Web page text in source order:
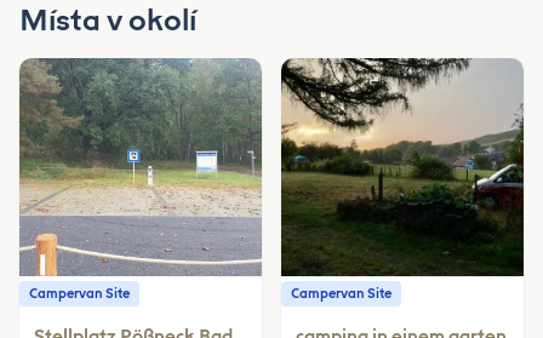
Místa v okolí
Campervan Site Campervan Site